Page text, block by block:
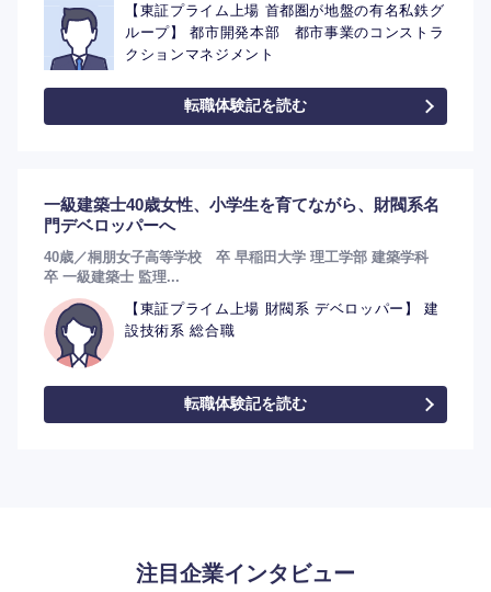
【東証プライム上場 首都圏が地盤の有名私鉄グ
ループ】 都市開発本部 都市事業のコンストラ
クションマネジメント
転職体験記を読む
一級建築士40歳女性、小学生を育てながら、財閥系名
門デベロッパーへ
40歳／桐朋女子高等学校 卒 早稲田大学 理工学部 建築学科
卒 一級建築士 監理...
【東証プライム上場 財閥系 デベロッパー】 建
設技術系 総合職
転職体験記を読む
注目企業インタビュー